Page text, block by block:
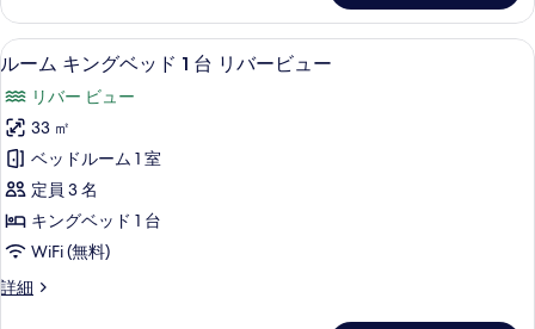
写
真
を
表
示
す
る
シ
テ
ィ
ビ
ュ
ー
の
す
べ
ン
グ
ベ
ド
台
シ
テ
ィ
ビ
ュ
の
ル
ム
キ
ン
グ
ベ
ッ
ド
羽毛の掛け布団、ピロートップベッ
5
ルーム キングベッド 1 台 リバービュー
リバー ビュー
33 ㎡
ベッドルーム 1 室
定員 3 名
キングベッド 1 台
WiFi (無料)
詳細
ル